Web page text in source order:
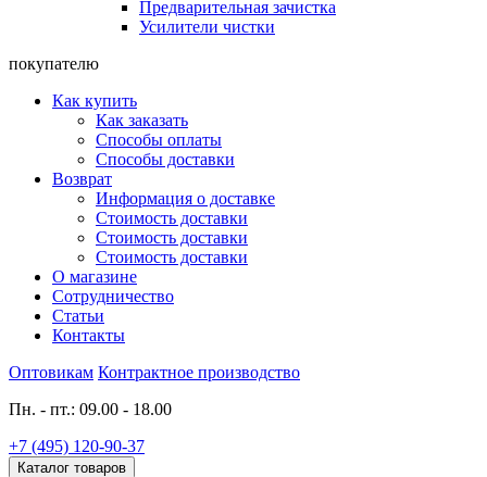
Предварительная зачистка
Усилители чистки
покупателю
Как купить
Как заказать
Способы оплаты
Способы доставки
Возврат
Информация о доставке
Стоимость доставки
Стоимость доставки
Стоимость доставки
О магазине
Сотрудничество
Статьи
Контакты
Оптовикам Контрактное производство
Пн. - пт.: 09.00 - 18.00
+7 (495) 120-90-37
Каталог товаров